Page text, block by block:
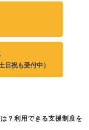
日祝も受付中）
？利用できる支援制度を